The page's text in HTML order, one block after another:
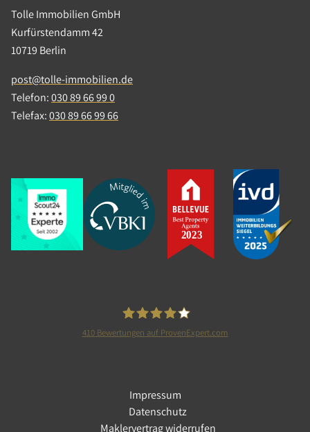
Etagenwohnung
Berlin
Verkauft in 4 Monat(en)
Tolle Immobilien GmbH
Kurfürstendamm 42
10719 Berlin
post@tolle-immobilien.de
Telefon:030 89 66 99 0
Telefax:030 89 66 99 66
410Bewertungen auf ProvenExpert.com
Impressum
Datenschutz
Maklervertrag widerrufen